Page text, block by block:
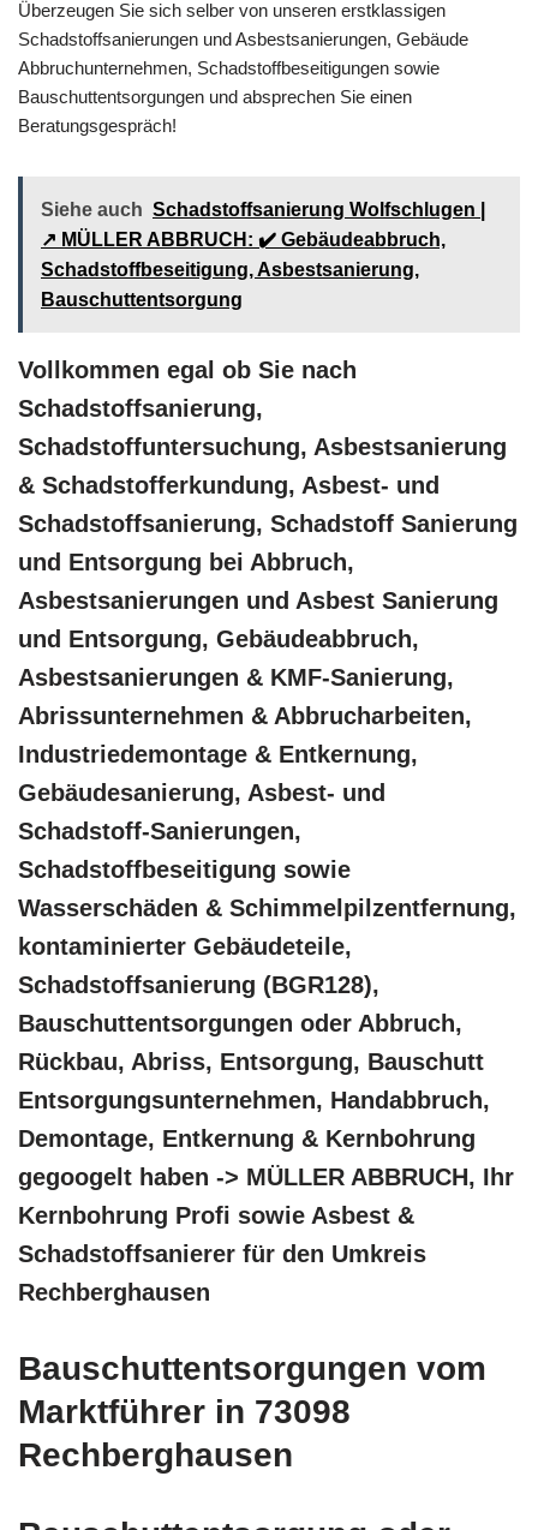
Überzeugen Sie sich selber von unseren erstklassigen
Schadstoffsanierungen und Asbestsanierungen, Gebäude
Abbruchunternehmen, Schadstoffbeseitigungen sowie
Bauschuttentsorgungen und absprechen Sie einen
Beratungsgespräch!
Siehe auch Schadstoffsanierung Wolfschlugen |
↗️ MÜLLER ABBRUCH: ✔️ Gebäudeabbruch,
Schadstoffbeseitigung, Asbestsanierung,
Bauschuttentsorgung
Vollkommen egal ob Sie nach
Schadstoffsanierung,
Schadstoffuntersuchung, Asbestsanierung
& Schadstofferkundung, Asbest- und
Schadstoffsanierung, Schadstoff Sanierung
und Entsorgung bei Abbruch,
Asbestsanierungen und Asbest Sanierung
und Entsorgung, Gebäudeabbruch,
Asbestsanierungen & KMF-Sanierung,
Abrissunternehmen & Abbrucharbeiten,
Industriedemontage & Entkernung,
Gebäudesanierung, Asbest- und
Schadstoff-Sanierungen,
Schadstoffbeseitigung sowie
Wasserschäden & Schimmelpilzentfernung,
kontaminierter Gebäudeteile,
Schadstoffsanierung (BGR128),
Bauschuttentsorgungen oder Abbruch,
Rückbau, Abriss, Entsorgung, Bauschutt
Entsorgungsunternehmen, Handabbruch,
Demontage, Entkernung & Kernbohrung
gegoogelt haben -> MÜLLER ABBRUCH, Ihr
Kernbohrung Profi sowie Asbest &
Schadstoffsanierer für den Umkreis
Rechberghausen
Bauschuttentsorgungen vom
Marktführer in 73098
Rechberghausen